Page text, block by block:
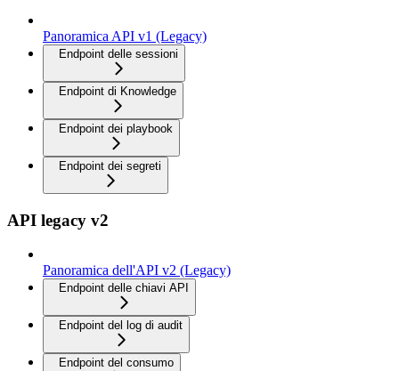
Panoramica API v1 (Legacy)
Endpoint delle sessioni
Endpoint di Knowledge
Endpoint dei playbook
Endpoint dei segreti
API legacy v2
Panoramica dell'API v2 (Legacy)
Endpoint delle chiavi API
Endpoint del log di audit
Endpoint del consumo